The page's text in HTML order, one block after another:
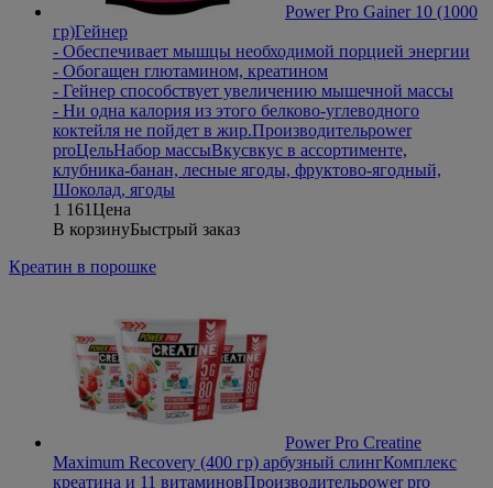
Power Pro Gainer 10 (1000
гр)Гейнер
- Обеспечивает мышцы необходимой порцией энергии
- Обогащен глютамином, креатином
- Гейнер способствует увеличению мышечной массы
- Ни одна калория из этого белково-углеводного
коктейля не пойдет в жир.Производительpower
proЦельНабор массыВкусвкус в ассортименте,
клубника-банан, лесные ягоды, фруктово-ягодный,
Шоколад, ягоды
1 161Цена
В корзинуБыстрый заказ
Креатин в порошке
Power Pro Creatine
Maximum Recovery (400 гр) арбузный слингКомплекс
креатина и 11 витаминовПроизводительpower pro